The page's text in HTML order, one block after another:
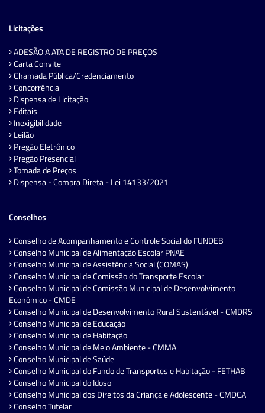
Licitações
ADESÃO A ATA DE REGISTRO DE PREÇOS
Carta Convite
Chamada Pública/Credenciamento
Concorrência
Dispensa de Licitação
Editais
Inexigibilidade
Leilão
Pregão Eletrônico
Pregão Presencial
Tomada de Preços
Dispensa - Compra Direta - Lei 14133/2021
Conselhos
Conselho de Acompanhamento e Controle Social do FUNDEB
Conselho Municipal de Alimentação Escolar PNAE
Conselho Municipal de Assistência Social (COMAS)
Conselho Municipal de Comissão do Transporte Escolar
Conselho Municipal de Comissão Municipal de Desenvolvimento
Econômico - CMDE
Conselho Municipal de Desenvolvimento Rural Sustentável - CMDRS
Conselho Municipal de Educação
Conselho Municipal de Habitação
Conselho Municipal de Meio Ambiente - CMMA
Conselho Municipal de Saúde
Conselho Municipal do Fundo de Transportes e Habitação - FETHAB
Conselho Municipal do Idoso
Conselho Municipal dos Direitos da Criança e Adolescente - CMDCA
Conselho Tutelar